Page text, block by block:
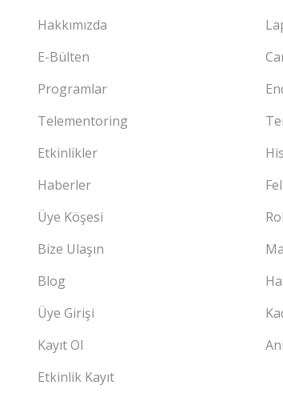
Hakkımızda
E-Bülten
Programlar
Telementoring
Etkinlikler
Haberler
Üye Köşesi
Bize Ulaşın
Blog
Üye Girişi
Kayıt Ol
Etkinlik Kayıt